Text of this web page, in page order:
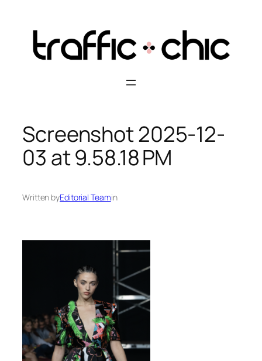
content
Screenshot 2025-12-
03 at 9.58.18 PM
Written byEditorial Teamin